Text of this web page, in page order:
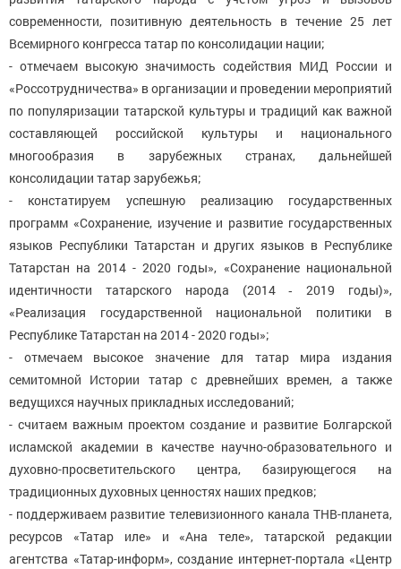
современности, позитивную деятельность в течение 25 лет
Всемирного конгресса татар по консолидации нации;
- отмечаем высокую значимость содействия МИД России и
«Россотрудничества» в организации и проведении мероприятий
по популяризации татарской культуры и традиций как важной
составляющей российской культуры и национального
многообразия в зарубежных странах, дальнейшей
консолидации татар зарубежья;
- констатируем успешную реализацию государственных
программ «Сохранение, изучение и развитие государственных
языков Республики Татарстан и других языков в Республике
Татарстан на 2014 - 2020 годы», «Сохранение национальной
идентичности татарского народа (2014 ‑ 2019 годы)»,
«Реализация государственной национальной политики в
Республике Татарстан на 2014 - 2020 годы»;
- отмечаем высокое значение для татар мира издания
семитомной Истории татар с древнейших времен, а также
ведущихся научных прикладных исследований;
- считаем важным проектом создание и развитие Болгарской
исламской академии в качестве научно-образовательного и
духовно-просветительского центра, базирующегося на
традиционных духовных ценностях наших предков;
- поддерживаем развитие телевизионного канала ТНВ-планета,
ресурсов «Татар иле» и «Ана теле», татарской редакции
агентства «Татар-информ», создание интернет-портала «Центр